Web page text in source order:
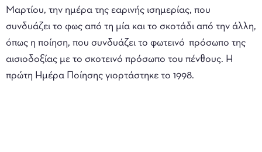
Μαρτίου, την ημέρα της εαρινής ισημερίας, που
συνδυάζει το φως από τη μία και το σκοτάδι από την άλλη,
όπως η ποίηση, που συνδυάζει το φωτεινό πρόσωπο της
αισιοδοξίας με το σκοτεινό πρόσωπο του πένθους. Η
πρώτη Ημέρα Ποίησης γιορτάστηκε το 1998.